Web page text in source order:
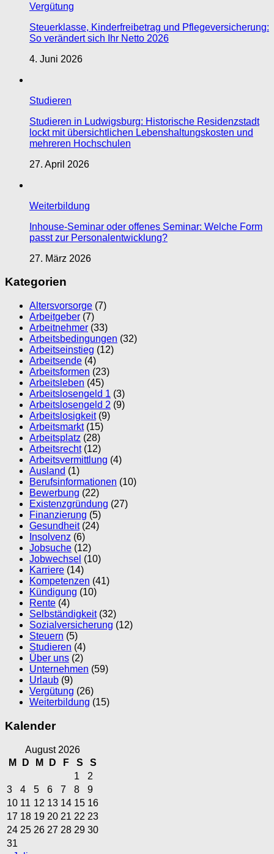
Vergütung
Steuerklasse, Kinderfreibetrag und Pflegeversicherung:
So verändert sich Ihr Netto 2026
4. Juni 2026
Studieren
Studieren in Ludwigsburg: Historische Residenzstadt
lockt mit übersichtlichen Lebenshaltungskosten und
mehreren Hochschulen
27. April 2026
Weiterbildung
Inhouse-Seminar oder offenes Seminar: Welche Form
passt zur Personalentwicklung?
27. März 2026
Kategorien
Altersvorsorge (7)
Arbeitgeber (7)
Arbeitnehmer (33)
Arbeitsbedingungen (32)
Arbeitseinstieg (12)
Arbeitsende (4)
Arbeitsformen (23)
Arbeitsleben (45)
Arbeitslosengeld 1 (3)
Arbeitslosengeld 2 (9)
Arbeitslosigkeit(9)
Arbeitsmarkt(15)
Arbeitsplatz (28)
Arbeitsrecht(12)
Arbeitsvermittlung (4)
Ausland (1)
Berufsinformationen (10)
Bewerbung (22)
Existenzgründung (27)
Finanzierung (5)
Gesundheit(24)
Insolvenz (6)
Jobsuche (12)
Jobwechsel (10)
Karriere (14)
Kompetenzen (41)
Kündigung (10)
Rente (4)
Selbständigkeit(32)
Sozialversicherung (12)
Steuern (5)
Studieren (4)
Über uns (2)
Unternehmen (59)
Urlaub (9)
Vergütung (26)
Weiterbildung (15)
Kalender
August 2026
M
D M D F S
S
1
2
3
4 5 6 7 8
9
10 11 12 13 14 15 16
17 18 19 20 21 22 23
24 25 26 27 28 29 30
31